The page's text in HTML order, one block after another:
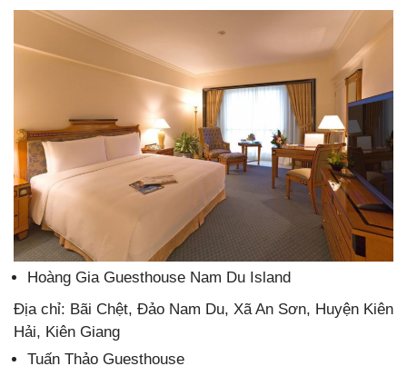
Hoàng Gia Guesthouse Nam Du Island
Địa chỉ: Bãi Chệt, Đảo Nam Du, Xã An Sơn, Huyện Kiên
Hải, Kiên Giang
Tuấn Thảo Guesthouse